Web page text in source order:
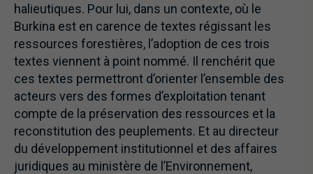
halieutiques. Pour lui, dans un contexte, où le
Burkina est en carence de textes régissant les
ressources forestières, l’adoption de ces trois
textes viennent à point nommé. Il renchérit que
ces textes permettront d’orienter l’ensemble des
acteurs vers des formes d’exploitation tenant
compte de la préservation des ressources et la
reconstitution des peuplements. Et au directeur
du développement institutionnel et des affaires
juridiques au ministère de l’Environnement,